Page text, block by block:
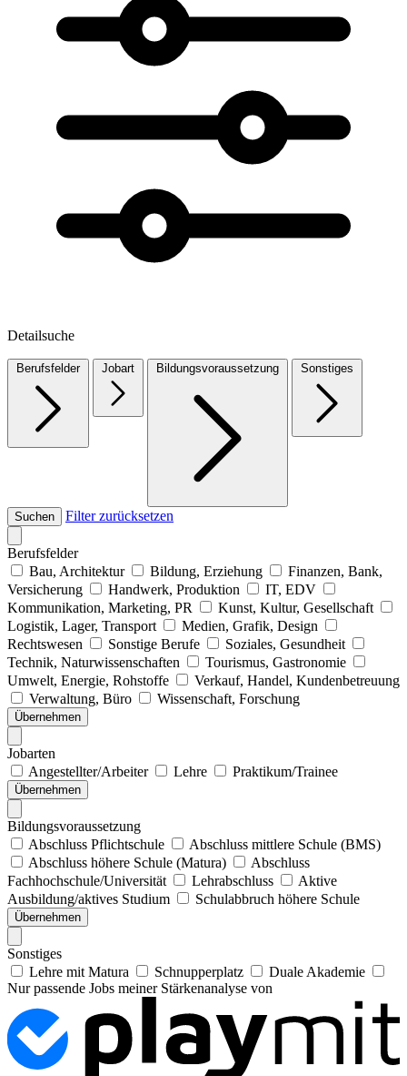
Detailsuche
Berufsfelder Jobart Bildungsvoraussetzung Sonstiges
Suchen Filter zurücksetzen
Berufsfelder
Bau, Architektur
Bildung, Erziehung
Finanzen, Bank,
Versicherung
Handwerk, Produktion
IT, EDV
Kommunikation, Marketing, PR
Kunst, Kultur, Gesellschaft
Logistik, Lager, Transport
Medien, Grafik, Design
Rechtswesen
Sonstige Berufe
Soziales, Gesundheit
Technik, Naturwissenschaften
Tourismus, Gastronomie
Umwelt, Energie, Rohstoffe
Verkauf, Handel, Kundenbetreuung
Verwaltung, Büro
Wissenschaft, Forschung
Übernehmen
Jobarten
Angestellter/Arbeiter
Lehre Praktikum/Trainee
Übernehmen
Bildungsvoraussetzung
Abschluss Pflichtschule
Abschluss mittlere Schule (BMS)
Abschluss höhere Schule (Matura)
Abschluss
Fachhochschule/Universität
Lehrabschluss
Aktive
Ausbildung/aktives Studium
Schulabbruch höhere Schule
Übernehmen
Sonstiges
Lehre mit Matura
Schnupperplatz
Duale Akademie
Nur passende Jobs meiner Stärkenanalyse von